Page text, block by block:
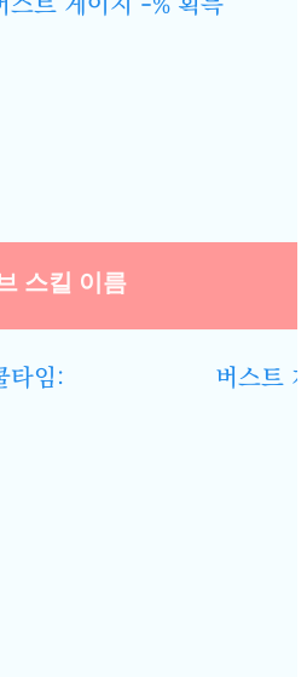
스킬 이름
타임: 버스트